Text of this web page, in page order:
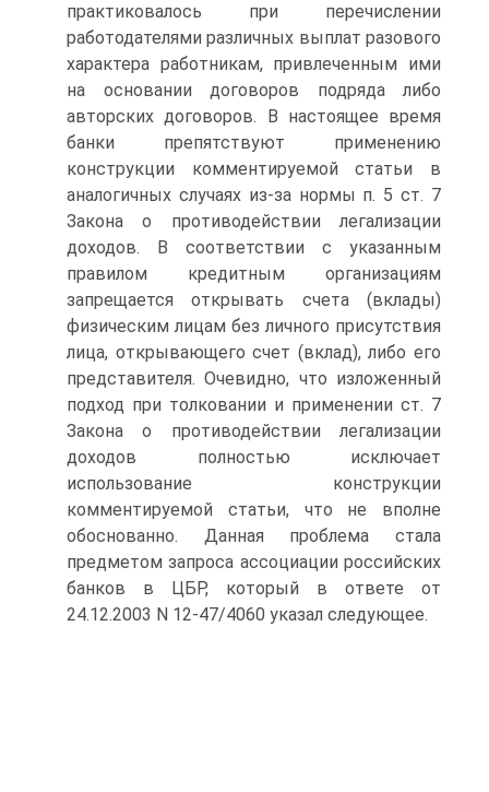
практиковалось при перечислении
работодателями различных выплат разового
характера работникам, привлеченным ими
на основании договоров подряда либо
авторских договоров. В настоящее время
банки препятствуют применению
конструкции комментируемой статьи в
аналогичных случаях из-за нормы п. 5 ст. 7
Закона о противодействии легализации
доходов. В соответствии с указанным
правилом кредитным организациям
запрещается открывать счета (вклады)
физическим лицам без личного присутствия
лица, открывающего счет (вклад), либо его
представителя. Очевидно, что изложенный
подход при толковании и применении ст. 7
Закона о противодействии легализации
доходов полностью исключает
использование конструкции
комментируемой статьи, что не вполне
обоснованно. Данная проблема стала
предметом запроса ассоциации российских
банков в ЦБР, который в ответе от
24.12.2003 N 12-47/4060 указал следующее.